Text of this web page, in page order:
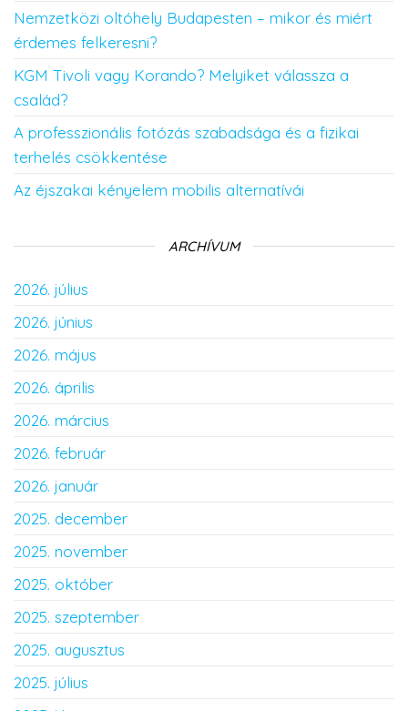
Nemzetközi oltóhely Budapesten – mikor és miért
érdemes felkeresni?
KGM Tivoli vagy Korando? Melyiket válassza a
család?
A professzionális fotózás szabadsága és a fizikai
terhelés csökkentése
Az éjszakai kényelem mobilis alternatívái
ARCHÍVUM
2026. július
2026. június
2026. május
2026. április
2026. március
2026. február
2026. január
2025. december
2025. november
2025. október
2025. szeptember
2025. augusztus
2025. július